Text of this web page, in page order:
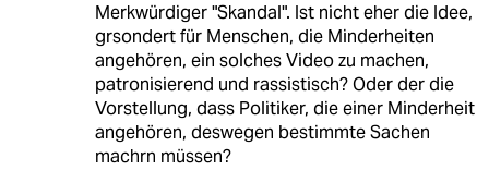
Merkwürdiger "Skandal". Ist nicht eher die Idee,
grsondert für Menschen, die Minderheiten
angehören, ein solches Video zu machen,
patronisierend und rassistisch? Oder der die
Vorstellung, dass Politiker, die einer Minderheit
angehören, deswegen bestimmte Sachen
machrn müssen?